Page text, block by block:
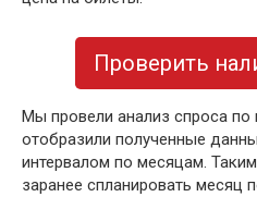
Проверить
Мы провели анализ спроса по
отобразили полученные
интервалом по месяцам.
заранее спланировать месяц